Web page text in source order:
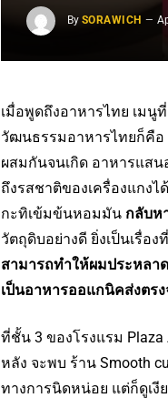
By SORAWICH
เมื่อพูดถึงอาหารไทย เมนู
วัฒนธรรมอาหารไทยก็คือ
ผสมกันจนเกิด อาหารแส
ถึงรสชาติของเครื่องแกง
กะทิเข้มข้นหอมมัน กลับห
วัตถุดิบอย่างดี ยิ่งเป็นเรื่อ
สามารถทำให้ผมประหลา
เป็นอาหารออแกนิคส่งตรง
ที่ชั้น 3 ของโรงแรม Plaza
หลัง จะพบ ร้าน Smooth
ทางการนิดหน่อย แต่ก็ดูเงี